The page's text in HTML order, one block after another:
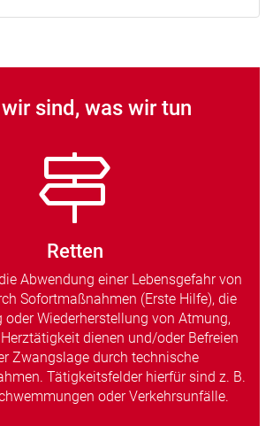
sind, was wir tun
Retten
Abwendung einer Lebensgefahr von
Sofortmaßnahmen (Erste Hilfe), die
oder Wiederherstellung von Atmung,
dienen und/oder Befreien
Zwangslage durch technische
Tätigkeitsfelder hierfür sind z. B.
oder Verkehrsunfälle.